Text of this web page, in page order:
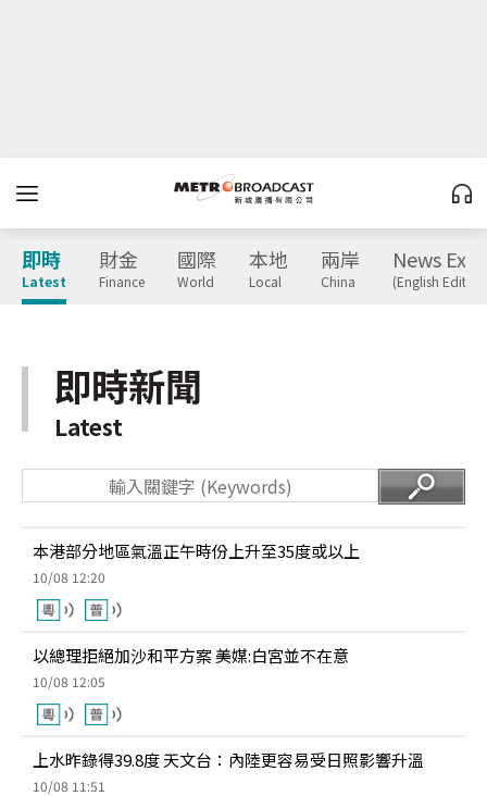
即時
Latest
財金
Finance
國際
World
本地
Local
兩岸
China
News
(English
即時新聞
Latest
本港部分地區氣溫正午時份上升至35度或以上
10/08 12:20
以總理拒絕加沙和平方案 美媒:白宮並不在意
10/08 12:05
上水昨錄得39.8度 天文台：內陸更容易受日照影響升溫
10/08 11:51